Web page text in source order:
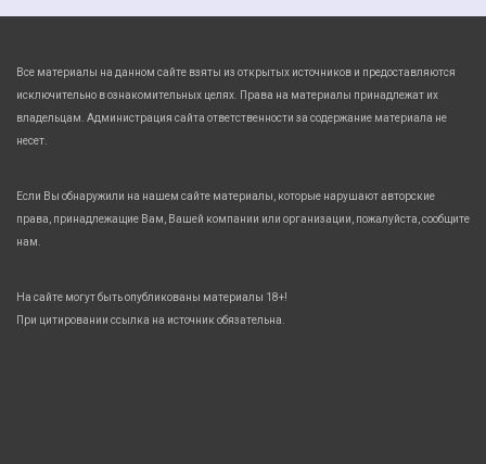
Все материалы на данном сайте взяты из открытых источников и предоставляются
исключительно в ознакомительных целях. Права на материалы принадлежат их
владельцам. Администрация сайта ответственности за содержание материала не
несет.
Если Вы обнаружили на нашем сайте материалы, которые нарушают авторские
права, принадлежащие Вам, Вашей компании или организации, пожалуйста, сообщите
нам.
На сайте могут быть опубликованы материалы 18+!
При цитировании ссылка на источник обязательна.